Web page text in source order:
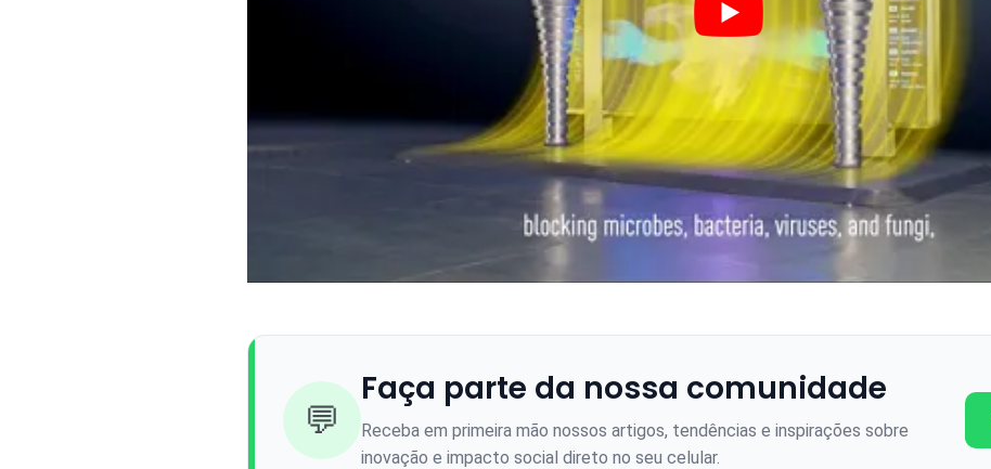
💬
Faça parte da nossa comunidade
Receba em primeira mão nossos artigos, tendências e inspirações sobre
inovação e impacto social direto no seu celular.